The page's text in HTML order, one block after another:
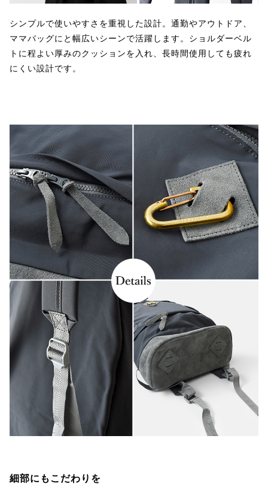
シンプルで使いやすさを重視した設計。通勤やアウトドア、
ママバッグにと幅広いシーンで活躍します。ショルダーベル
トに程よい厚みのクッションを入れ、長時間使用しても疲れ
にくい設計です。
細部にもこだわりを